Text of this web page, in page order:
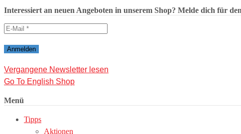
Interessiert an neuen Angeboten in unserem Shop? Melde dich für
Vergangene Newsletter lesen
Go To English Shop
Menü
Tipps
Aktionen